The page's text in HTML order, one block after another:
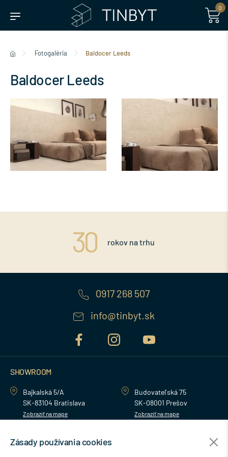
0
Fotogaléria Baldocer Leeds
Baldocer Leeds
rokov na trhu
0917 268 507
info@tinbyt.sk
SHOWROOM
Bajkalská 5/A
SK-83104 Bratislava
Zobraziť na mape
Budovateľská 75
SK-08001 Prešov
Zobraziť na mape
Zásady používania cookies